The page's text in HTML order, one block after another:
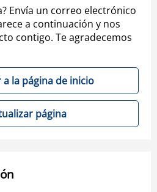
Envía un correo electrónico
a continuación y nos
contigo. Te agradecemos
a la página de inicio
página